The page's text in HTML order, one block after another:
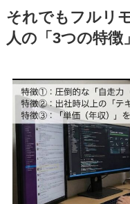
それでもフルリ
人の「3つの特徴」